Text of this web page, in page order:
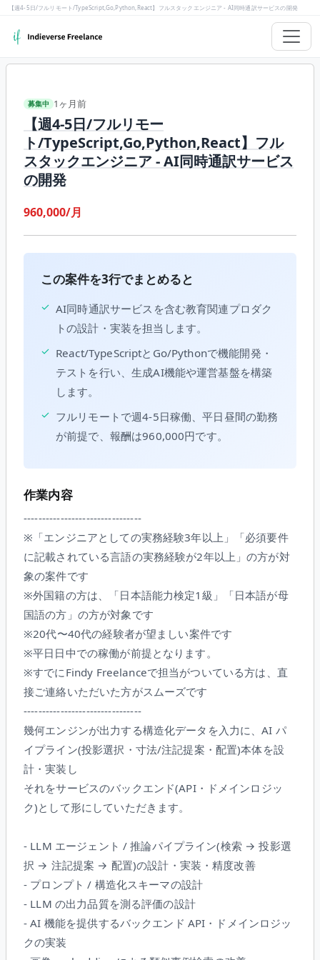
【週4-5日/フルリモート/TypeScript,Go,Python,React】フルスタックエンジニア - AI同時通訳サービスの開発
募集中 1ヶ月前
【週4-5日/フルリモー
ト/TypeScript,Go,Python,React】フル
スタックエンジニア - AI同時通訳サービス
の開発
960,000/月
この案件を3行でまとめると
✓ AI同時通訳サービスを含む教育関連プロダク
トの設計・実装を担当します。
✓ React/TypeScriptとGo/Pythonで機能開発・
テストを行い、生成AI機能や運営基盤を構築
します。
✓ フルリモートで週4-5日稼働、平日昼間の勤務
が前提で、報酬は960,000円です。
作業内容
--------------------------------
※「エンジニアとしての実務経験3年以上」「必須要件
に記載されている言語の実務経験が2年以上」の方が対
象の案件です
※外国籍の方は、「日本語能力検定1級」「日本語が母
国語の方」の方が対象です
※20代〜40代の経験者が望ましい案件です
※平日日中での稼働が前提となります。
※すでにFindy Freelanceで担当がついている方は、直
接ご連絡いただいた方がスムーズです
--------------------------------
幾何エンジンが出力する構造化データを入力に、AI パ
イプライン(投影選択・寸法/注記提案・配置)本体を設
計・実装し
それをサービスのバックエンド(API・ドメインロジッ
ク)として形にしていただきます。
- LLM エージェント / 推論パイプライン(検索 → 投影選
択 → 注記提案 → 配置)の設計・実装・精度改善
- プロンプト / 構造化スキーマの設計
- LLM の出力品質を測る評価の設計
- AI 機能を提供するバックエンド API・ドメインロジッ
クの実装